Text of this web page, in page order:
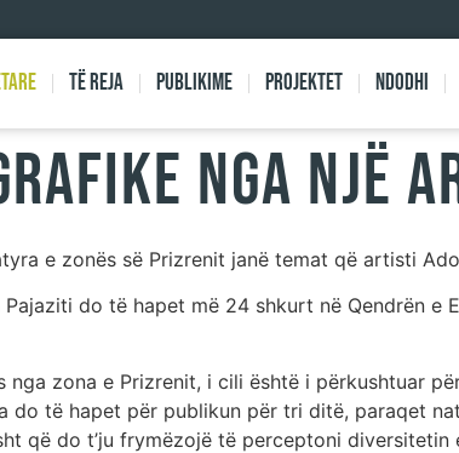
Të reja Publikime Projektet Ndodhi
NGA NJË
e zonës së Prizrenit janë temat që artisti
do të hapet më 24 shkurt në Qendrën e
zona e Prizrenit, i cili është i përkushtuar
të hapet për publikun për tri ditë, paraqet
që do t’ju frymëzojë të perceptoni diversitetin